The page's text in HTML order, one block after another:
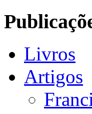
Livros
Artigos